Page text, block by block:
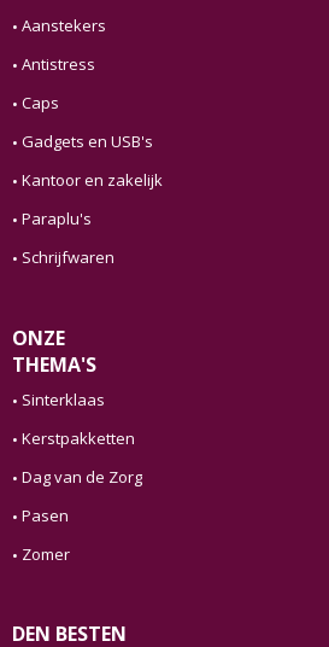
Aanstekers
Antistress
Caps
Gadgets en USB's
Kantoor en zakelijk
Paraplu's
Schrijfwaren
ONZE
THEMA'S
Sinterklaas
Kerstpakketten
Dag van de Zorg
Pasen
Zomer
DEN BESTEN